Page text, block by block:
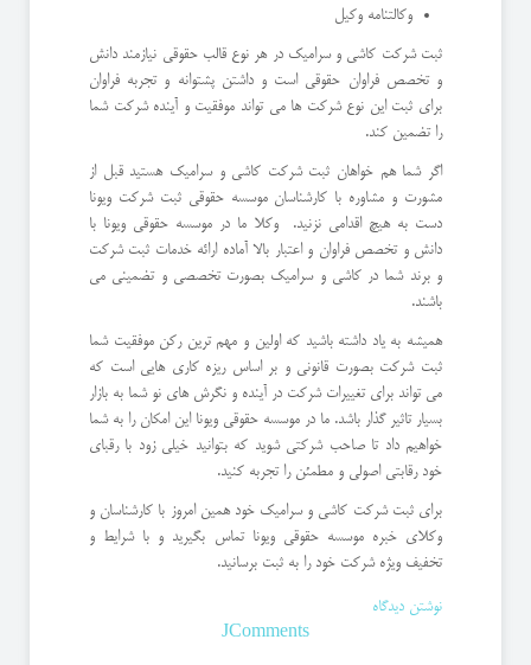
وکالتنامه وکیل
ثبت شرکت کاشی و سرامیک در هر نوع قالب حقوقی نیازمند دانش
و تخصص فراوان حقوقی است و داشتن پشتوانه و تجربه فراوان
برای ثبت این نوع شرکت ها می تواند موفقیت و آینده شرکت شما
را تضمین کند.
اگر شما هم خواهان ثبت شرکت کاشی و سرامیک هستید قبل از
مشورت و مشاوره با کارشناسان موسسه حقوقی ثبت شرکت ویونا
دست به هیچ اقدامی نزنید. وکلا ما در موسسه حقوقی ویونا با
دانش و تخصص فراوان و اعتبار بالا آماده ارائه خدمات ثبت شرکت
و برند شما در کاشی و سرامیک بصورت تخصصی و تضمینی می
باشند.
همیشه به یاد داشته باشید که اولین و مهم ترین رکن موفقیت شما
ثبت شرکت بصورت قانونی و بر اساس ریزه کاری هایی است که
می تواند برای تغییرات شرکت در آینده و نگرش های نو شما به بازار
بسیار تاثیر گذار باشد. ما در موسسه حقوقی ویونا این امکان را به شما
خواهیم داد تا صاحب شرکتی شوید که بتوانید خیلی زود با رقبای
خود رقابتی اصولی و مطمئن را تجربه کنید.
برای ثبت شرکت کاشی و سرامیک خود همین امروز با کارشناسان و
وکلای خبره موسسه حقوقی ویونا تماس بگیرید و با شرایط و
تخفیف ویژه شرکت خود را به ثبت برسانید.
نوشتن دیدگاه
JComments